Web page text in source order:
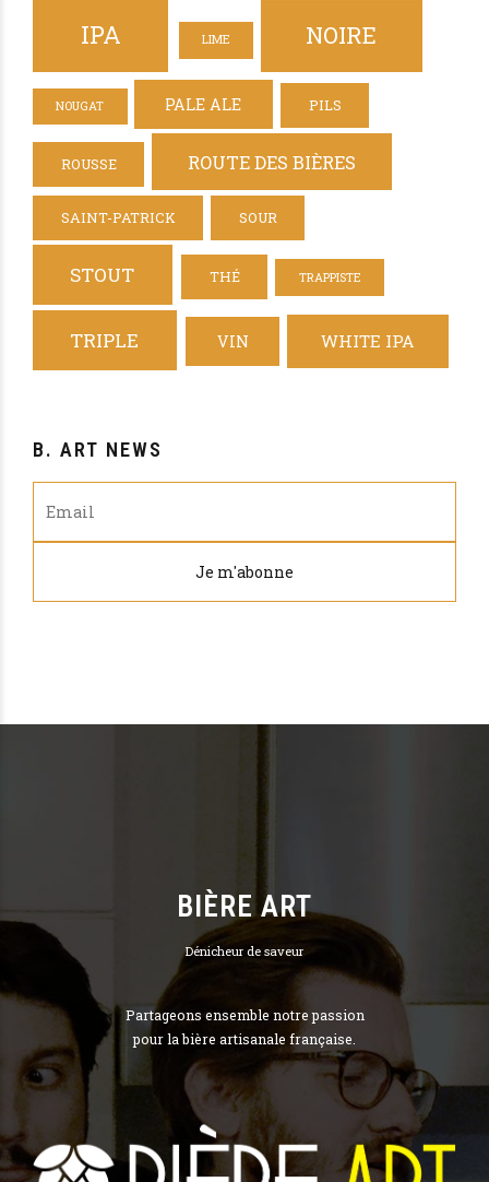
IPA LIME NOIRE
NOUGAT PALE ALE PILS
ROUSSE ROUTE DES BIÈRES
SAINT-PATRICK SOUR
STOUT THÉ TRAPPISTE
TRIPLE VIN WHITE IPA
B. ART NEWS
BIÈRE ART
Dénicheur de saveur
Partageons ensemble notre passion
pour la bière artisanale française.